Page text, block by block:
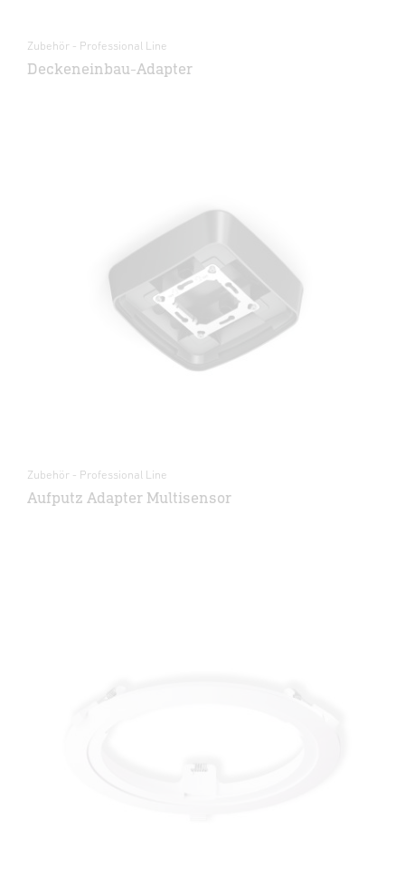
Zubehör - Professional Line
Deckeneinbau-Adapter
Zubehör - Professional Line
Aufputz Adapter Multisensor